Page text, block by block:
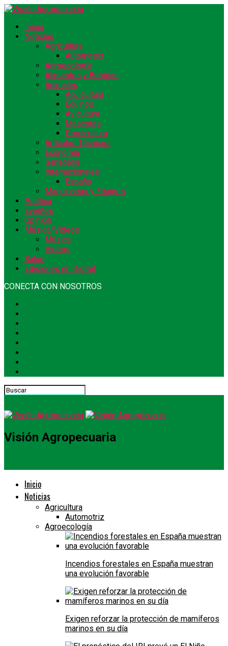
Inicio
Noticias
Agricultura
Automotriz
Agroecología
Alimentos y Bebidas
Animales
Acuicultura
Equinos
Avicultura
Mascotas
Porcicultura
Artículos Técnicos
Economía
Ganadería
Internacionales
España
Maquinarias y Equipos
Política
Eventos
Opinión
Música/Videos
Música
Videos
Salud
Ediciones en Digital
CONECTA CON NOSOTROS
Visión Agropecuaria
Inicio
Noticias
Agricultura
Automotriz
Agroecología
Incendios forestales en España muestran
una evolución favorable
Exigen reforzar la protección de mamíferos
marinos en su día